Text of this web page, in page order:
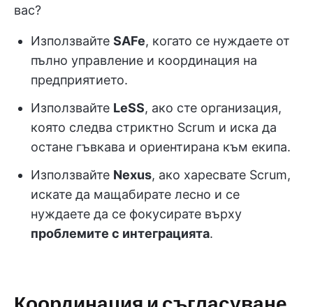
вас?
Използвайте SAFe, когато се нуждаете от
пълно управление и координация на
предприятието.
Използвайте LeSS, ако сте организация,
която следва стриктно Scrum и иска да
остане гъвкава и ориентирана към екипа.
Използвайте Nexus, ако харесвате Scrum,
искате да мащабирате лесно и се
нуждаете да се фокусирате върху
проблемите с интеграцията.